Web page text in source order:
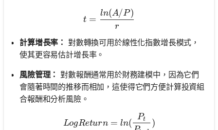
t = \frac{ln(A/P)}{r}
t =
r
ln(A/P)
計算增長率： 對數轉換可用於線性化指數增長模式，
使其更容易估計增長率。
風險管理： 對數報酬通常用於財務建模中，因為它們
會隨著時間的推移而相加，這使得它們方便計算投資組
合報酬和分析風險。
Log Return =
LogReturn = ln(
Pt )